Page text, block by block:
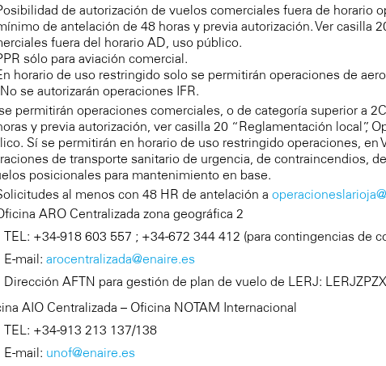
de autorización de vuelos comerciales fuera de horario
de antelación de 48 horas y previa autorización. Ver casilla
fuera del horario AD, uso público.
sólo para aviación comercial.
horario de uso restringido solo se permitirán operaciones de
se autorizarán operaciones IFR.
permitirán operaciones comerciales, o de categoría superior a
y previa autorización, ver casilla 20 “Reglamentación local”,
Sí se permitirán en horario de uso restringido operaciones, en
de transporte sanitario de urgencia, de contraincendios,
posicionales para mantenimiento en base.
al menos con 48 HR de antelación a
ARO Centralizada zona geográfica 2
TEL: +34-918 603 557 ; +34-672 344 412 (para contingencias de
E-mail: arocentralizada@enaire.es
Dirección AFTN para gestión de plan de vuelo de LERJ: LERJZPZX
AIO Centralizada – Oficina NOTAM Internacional
TEL: +34-913 213 137/138
E-mail: unof@enaire.es